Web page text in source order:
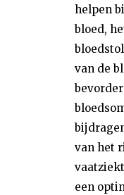
helpen
bloed,
van de
van het
een